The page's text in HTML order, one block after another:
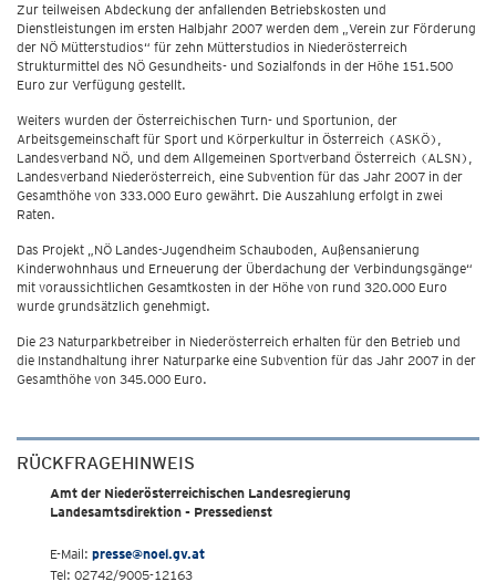
Zur teilweisen Abdeckung der anfallenden Betriebskosten und
Dienstleistungen im ersten Halbjahr 2007 werden dem „Verein zur Förderung
der NÖ Mütterstudios“ für zehn Mütterstudios in Niederösterreich
Strukturmittel des NÖ Gesundheits- und Sozialfonds in der Höhe 151.500
Euro zur Verfügung gestellt.
Weiters wurden der Österreichischen Turn- und Sportunion, der
Arbeitsgemeinschaft für Sport und Körperkultur in Österreich (ASKÖ),
Landesverband NÖ, und dem Allgemeinen Sportverband Österreich (ALSN),
Landesverband Niederösterreich, eine Subvention für das Jahr 2007 in der
Gesamthöhe von 333.000 Euro gewährt. Die Auszahlung erfolgt in zwei
Raten.
Das Projekt „NÖ Landes-Jugendheim Schauboden, Außensanierung
Kinderwohnhaus und Erneuerung der Überdachung der Verbindungsgänge“
mit voraussichtlichen Gesamtkosten in der Höhe von rund 320.000 Euro
wurde grundsätzlich genehmigt.
Die 23 Naturparkbetreiber in Niederösterreich erhalten für den Betrieb und
die Instandhaltung ihrer Naturparke eine Subvention für das Jahr 2007 in der
Gesamthöhe von 345.000 Euro.
RÜCKFRAGEHINWEIS
Amt der Niederösterreichischen Landesregierung
Landesamtsdirektion - Pressedienst
E-Mail: presse@noel.gv.at
Tel: 02742/9005-12163